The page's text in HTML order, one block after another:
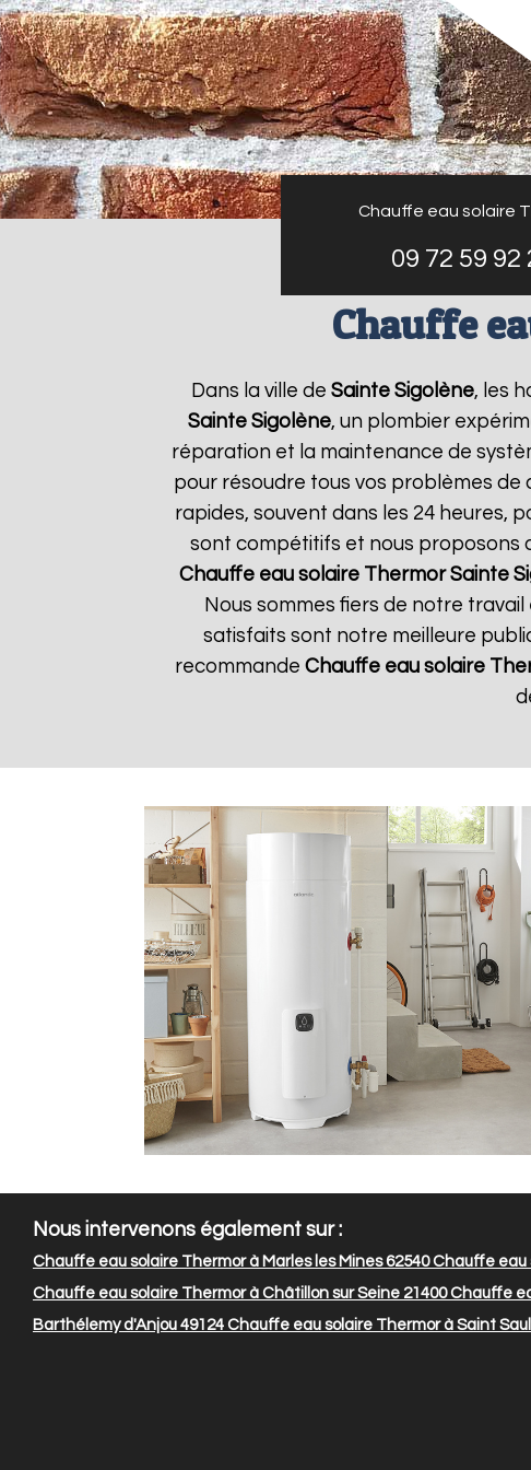
Chauffe eau solaire
09 72 59 92
Chauffe
Dans la ville de Sainte Sigolène, les
Sainte Sigolène, un plombier
réparation et la maintenance de
pour résoudre tous vos problèmes
rapides, souvent dans les 24 heures,
sont compétitifs et nous proposons
Chauffe eau solaire Thermor Sainte
Nous sommes fiers de notre
satisfaits sont notre meilleure
recommande Chauffe eau solaire
Nous intervenons également sur :
Chauffe eau solaire Thermor à Marles les Mines 62540Chauffe eau
Chauffe eau solaire Thermor à Châtillon sur Seine 21400Chauffe
Barthélemy d'Anjou 49124 Chauffe eau solaire Thermor à Saint